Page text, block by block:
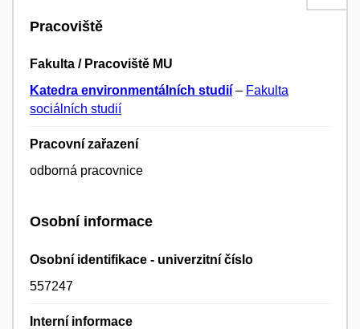
Pracoviště
Fakulta / Pracoviště MU
Katedra environmentálních studií – Fakulta
sociálních studií
Pracovní zařazení
odborná pracovnice
Osobní informace
Osobní identifikace - univerzitní číslo
557247
Interní informace